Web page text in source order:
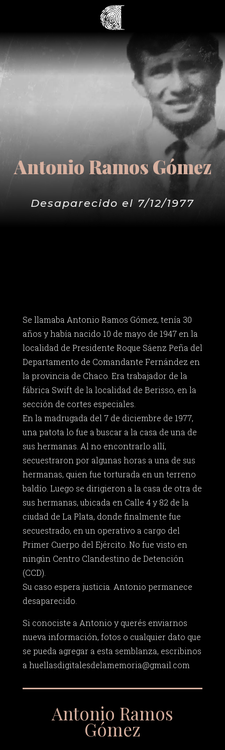
Antonio Ramos Gómez
Desaparecido el 7/12/1977
Se llamaba Antonio Ramos Gómez, tenía 30
años y había nacido 10 de mayo de 1947 en la
localidad de Presidente Roque Sáenz Peña del
Departamento de Comandante Fernández en
la provincia de Chaco. Era trabajador de la
fábrica Swift de la localidad de Berisso, en la
sección de cortes especiales.
En la madrugada del 7 de diciembre de 1977,
una patota lo fue a buscar a la casa de una de
sus hermanas. Al no encontrarlo allí,
secuestraron por algunas horas a una de sus
hermanas, quien fue torturada en un terreno
baldío. Luego se dirigieron a la casa de otra de
sus hermanas, ubicada en Calle 4 y 82 de la
ciudad de La Plata, donde finalmente fue
secuestrado, en un operativo a cargo del
Primer Cuerpo del Ejército. No fue visto en
ningún Centro Clandestino de Detención
(CCD).
Su caso espera justicia. Antonio permanece
desaparecido.
Si conociste a Antonio y querés enviarnos
nueva información, fotos o cualquier dato que
se pueda agregar a esta semblanza, escribinos
a huellasdigitalesdelamemoria@gmail.com
Antonio Ramos
Gómez